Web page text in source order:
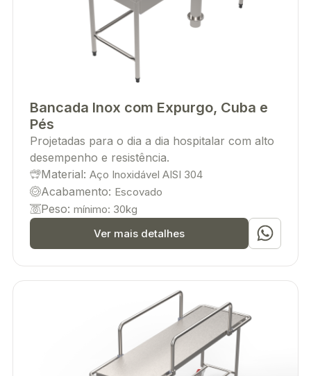
Bancada Inox com Expurgo, Cuba e
Pés
Projetadas para o dia a dia hospitalar com alto
desempenho e resistência.
Material: Aço Inoxidável AISI 304
Acabamento: Escovado
Peso: mínimo: 30kg
Ver mais detalhes